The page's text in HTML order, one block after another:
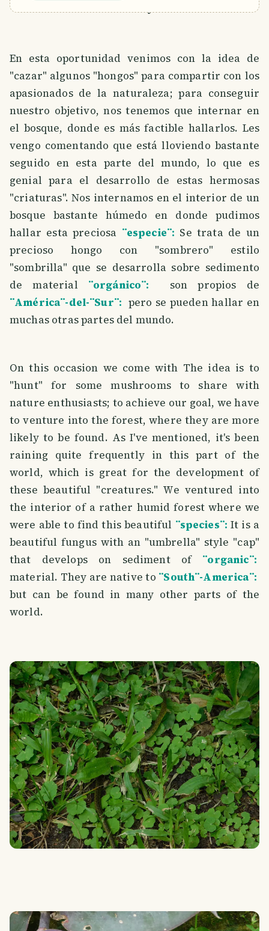
En esta oportunidad venimos con la idea de
"cazar" algunos "hongos" para compartir con los
apasionados de la naturaleza; para conseguir
nuestro objetivo, nos tenemos que internar en
el bosque, donde es más factible hallarlos. Les
vengo comentando que está lloviendo bastante
seguido en esta parte del mundo, lo que es
genial para el desarrollo de estas hermosas
"criaturas". Nos internamos en el interior de un
bosque bastante húmedo en donde pudimos
hallar esta preciosa ¨especie¨: Se trata de un
precioso hongo con "sombrero" estilo
"sombrilla" que se desarrolla sobre sedimento
de material ¨orgánico¨:
son propios de
¨América¨-del-¨Sur¨: pero se pueden hallar en
muchas otras partes del mundo.
On this occasion we come with The idea is to
"hunt" for some mushrooms to share with
nature enthusiasts; to achieve our goal, we have
to venture into the forest, where they are more
likely to be found. As I've mentioned, it's been
raining quite frequently in this part of the
world, which is great for the development of
these beautiful "creatures." We ventured into
the interior of a rather humid forest where we
were able to find this beautiful ¨species¨:It is a
beautiful fungus with an "umbrella" style "cap"
that develops on sediment of ¨organic¨:
material. They are native to ¨South¨-America¨:
but can be found in many other parts of the
world.